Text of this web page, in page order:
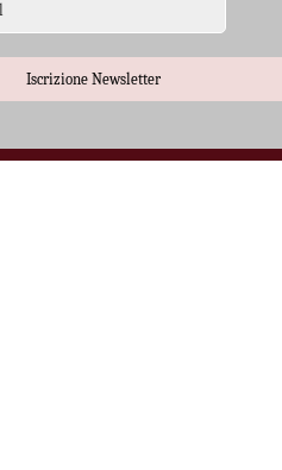
Iscrizione Newsletter